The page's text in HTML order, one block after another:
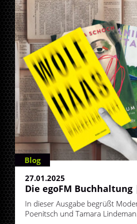
Blog
27.01.2025
Die egoFM Buchhaltung
In dieser Ausgabe begrüßt
Poenitsch und Tamara Lindeman.